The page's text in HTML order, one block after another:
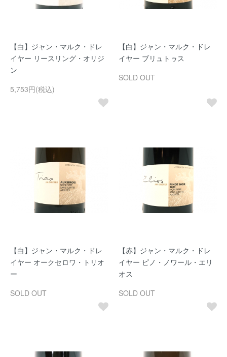
【白】ジャン・マルク・ドレ
イヤー リースリング・オリジ
ン
5,753円(税込)
【白】ジャン・マルク・ドレ
イヤー ブリュトゥス
SOLD OUT
【白】ジャン・マルク・ドレ
イヤー オークセロワ・トリオ
ー
SOLD OUT
【赤】ジャン・マルク・ドレ
イヤー ピノ・ノワール・エリ
オス
SOLD OUT